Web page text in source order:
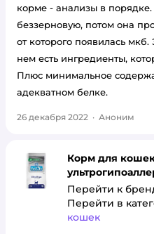
корме - анализы в
беззерновую, потом она
от которого появилась
нем есть ингредиенты,
Плюс минимальное
адекватном белке.
26 декабря 2022 · Аноним
Корм для
Перейти к
Перейти в
кошек